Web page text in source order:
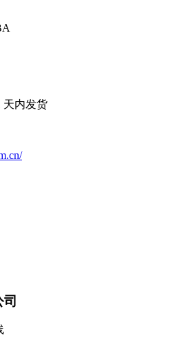
天内发货